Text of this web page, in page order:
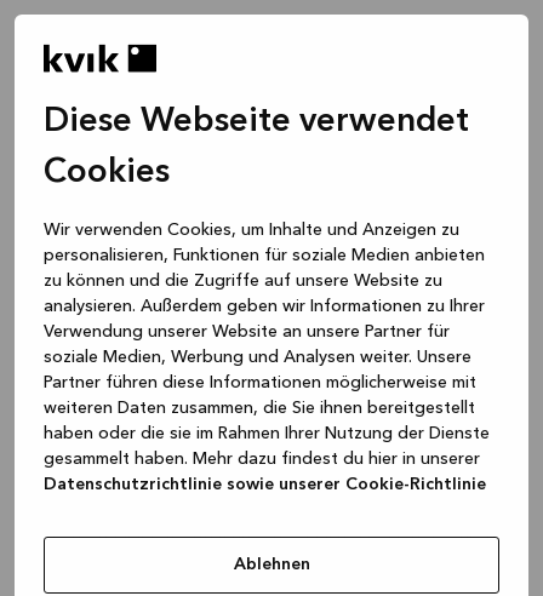
Diese Webseite verwendet
Cookies
Wir verwenden Cookies, um Inhalte und Anzeigen zu
personalisieren, Funktionen für soziale Medien anbieten
zu können und die Zugriffe auf unsere Website zu
analysieren. Außerdem geben wir Informationen zu Ihrer
Verwendung unserer Website an unsere Partner für
soziale Medien, Werbung und Analysen weiter. Unsere
Partner führen diese Informationen möglicherweise mit
weiteren Daten zusammen, die Sie ihnen bereitgestellt
haben oder die sie im Rahmen Ihrer Nutzung der Dienste
gesammelt haben. Mehr dazu findest du hier in unserer
Datenschutzrichtlinie sowie unserer Cookie-Richtlinie
Ablehnen
loadingwww.kvik.de (see the browser console for more
information)